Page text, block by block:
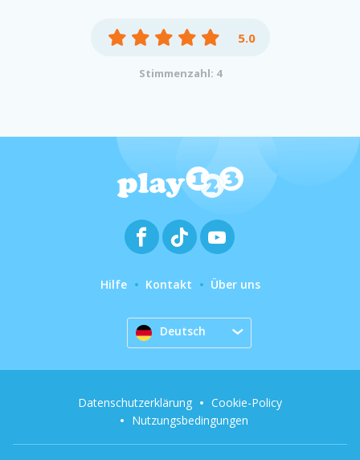
5.0
Stimmenzahl: 4
Hilfe Kontakt Über uns
Deutsch
Datenschutzerklärung
Cookie-Policy
Nutzungsbedingungen